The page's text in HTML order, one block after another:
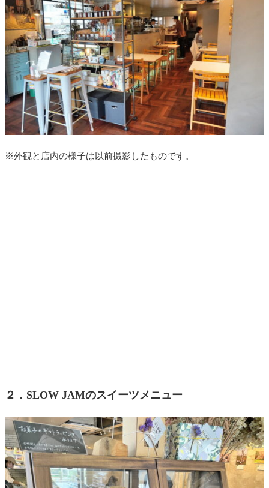
※外観と店内の様子は以前撮影したものです。
２．SLOW JAMのスイーツメニュー